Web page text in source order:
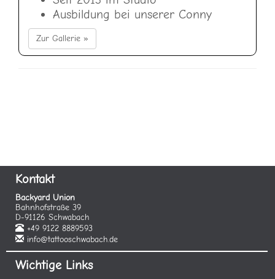
Ausbildung bei unserer Conny
Zur Gallerie »
Kontakt
Backyard Union
Bahnhofstraße 39
D-91126 Schwabach
+49 9122 8889593
info@tattooschwabach.de
Wichtige Links